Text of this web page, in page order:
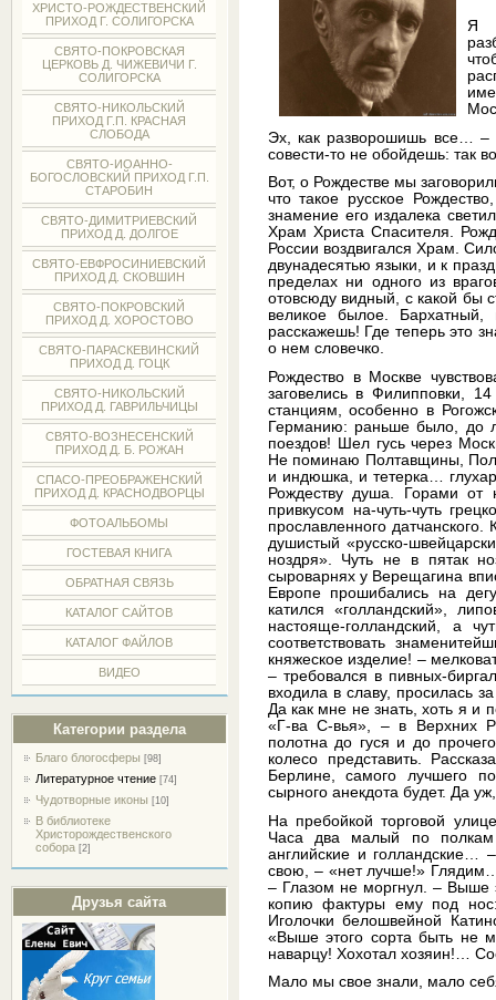
ХРИСТО-РОЖДЕСТВЕНСКИЙ
ПРИХОД Г. СОЛИГОРСКА
СВЯТО-ПОКРОВСКАЯ
ЦЕРКОВЬ Д. ЧИЖЕВИЧИ Г.
СОЛИГОРСКА
СВЯТО-НИКОЛЬСКИЙ
ПРИХОД Г.П. КРАСНАЯ
СЛОБОДА
СВЯТО-ИОАННО-
БОГОСЛОВСКИЙ ПРИХОД Г.П.
СТАРОБИН
СВЯТО-ДИМИТРИЕВСКИЙ
ПРИХОД Д. ДОЛГОЕ
СВЯТО-ЕВФРОСИНИЕВСКИЙ
ПРИХОД Д. СКОВШИН
СВЯТО-ПОКРОВСКИЙ
ПРИХОД Д. ХОРОСТОВО
СВЯТО-ПАРАСКЕВИНСКИЙ
ПРИХОД Д. ГОЦК
СВЯТО-НИКОЛЬСКИЙ
ПРИХОД Д. ГАВРИЛЬЧИЦЫ
СВЯТО-ВОЗНЕСЕНСКИЙ
ПРИХОД Д. Б. РОЖАН
СПАСО-ПРЕОБРАЖЕНСКИЙ
ПРИХОД Д. КРАСНОДВОРЦЫ
ФОТОАЛЬБОМЫ
ГОСТЕВАЯ КНИГА
ОБРАТНАЯ СВЯЗЬ
КАТАЛОГ САЙТОВ
КАТАЛОГ ФАЙЛОВ
ВИДЕО
Категории раздела
Благо блогосферы [98]
Литературное чтение [74]
Чудотворные иконы [10]
В библиотеке
Христорождественского
собора [2]
Друзья сайта
Я
Эх, как разворошишь все…
совести-то не обойдешь: так
Вот, о Рождестве мы
что такое русское
знамение его издалека
Храм Христа Спасителя.
России воздвигался Храм.
двунадесятью языки, и к
пределах ни одного из
отовсюду видный, с какой бы
великое былое.
расскажешь! Где теперь это
о нем словечко.
Рождество в Москве
заговелись в Филипповки,
станциям, особенно в
Германию: раньше было, до
поездов! Шел гусь через
Не поминаю Полтавщины,
и индюшка, и тетерка…
Рождеству душа. Горами от
привкусом на-чуть-чуть
прославленного
душистый «русско-
ноздря». Чуть не в пятак
сыроварнях у Верещагина
Европе прошибались на
катился «голландский»,
настояще-голландский, а
соответствовать
княжеское изделие! –
– требовался в пивных-
входила в славу, просилась
Да как мне не знать, хоть я
«Г-ва С-вья», – в Верхних
полотна до гуся и до
колесо представить.
Берлине, самого лучшего
сырного анекдота будет. Да
На пребойкой торговой
Часа два малый по
английские и голландские…
свою, – «нет лучше!»
– Глазом не моргнул. – Выше
копию фактуры ему под
Иголочки белошвейной
«Выше этого сорта быть не
наварцу! Хохотал хозяин!…
Мало мы свое знали, мало